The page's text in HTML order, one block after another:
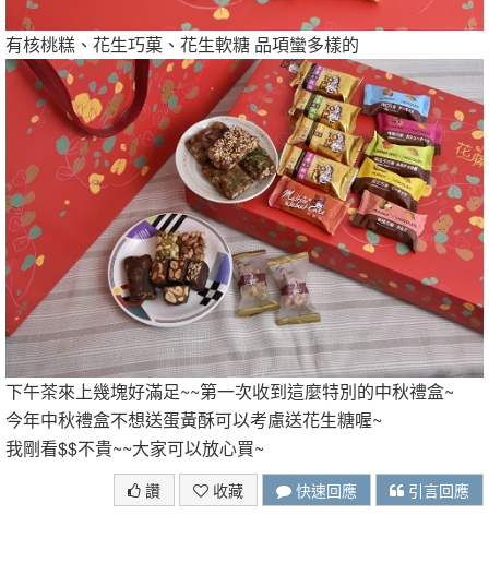
有核桃糕、花生巧菓、花生軟糖 品項蠻多樣的
下午茶來上幾塊好滿足~~第一次收到這麼特別的中秋禮盒~
今年中秋禮盒不想送蛋黃酥可以考慮送花生糖喔~
我剛看$$不貴~~大家可以放心買~
讚 收藏 快速回應 引言回應